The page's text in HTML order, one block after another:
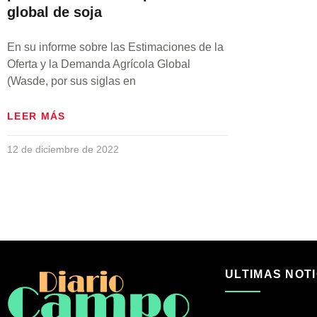
global de soja
En su informe sobre las Estimaciones de la
Oferta y la Demanda Agrícola Global
(Wasde, por sus siglas en
LEER MÁS
12 de diciembre de 2022
ULTIMAS